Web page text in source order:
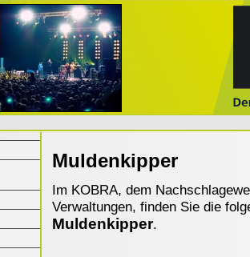
Muldenkipper
Im KOBRA, dem
Verwaltungen, finden Sie die
Muldenkipper.